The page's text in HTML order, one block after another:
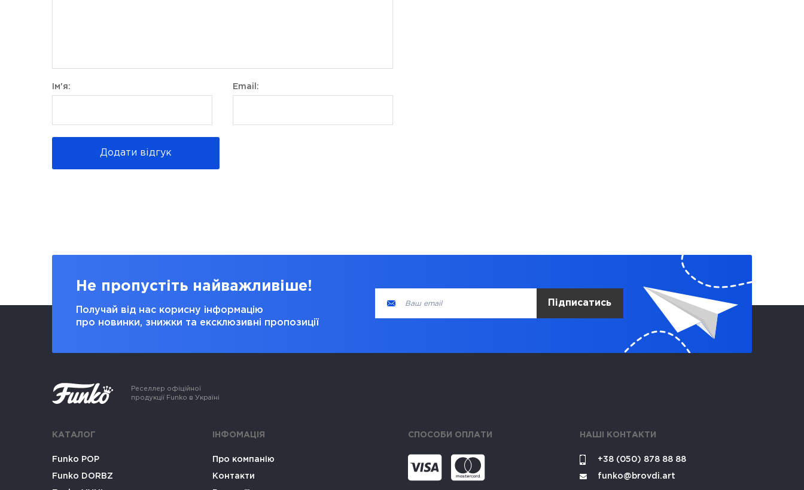
Ім'я: Email:
Додати відгук
Не пропустіть найважливіше!
Получай від нас корисну інформацію
про новинки, знижки та ексклюзивні пропозиції
Підписатись
Реселлер офіційної
продукції Funko в Україні
КАТАЛОГ
Funko POP
Funko DORBZ
ІНФОМАЦІЯ
Про компанію
Контакти
СПОСОБИ ОПЛАТИ НАШІ КОНТАКТИ
+38 (050) 878 88 88
funko@brovdi.art